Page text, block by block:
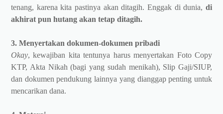
tenang, karena kita pastinya akan ditagih. Enggak di dunia, di
akhirat pun hutang akan tetap ditagih.
3. Menyertakan dokumen-dokumen pribadi
Okay, kewajiban kita tentunya harus menyertakan Foto Copy
KTP, Akta Nikah (bagi yang sudah menikah), Slip Gaji/SIUP,
dan dokumen pendukung lainnya yang dianggap penting untuk
mencarikan dana.